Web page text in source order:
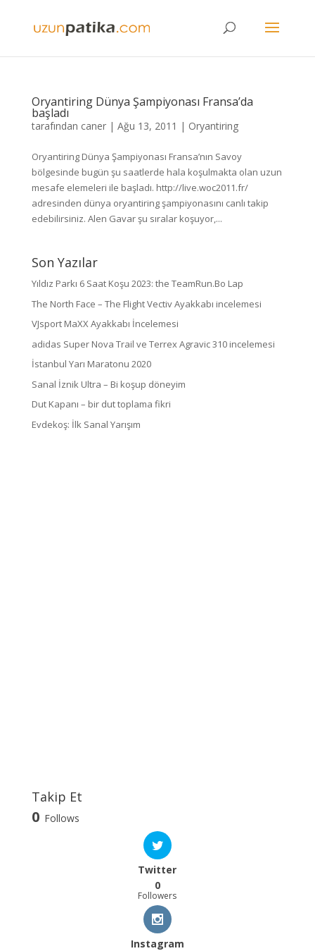
Oryantiring Dünya Şampiyonası Fransa’da
başladı
tarafından caner| Ağu 13, 2011 | Oryantiring
Oryantiring Dünya Şampiyonası Fransa’nın Savoy
bölgesinde bugün şu saatlerde hala koşulmakta olan uzun
mesafe elemeleri ile başladı. http://live.woc2011.fr/
adresinden dünya oryantiring şampiyonasını canlı takip
edebilirsiniz. Alen Gavar şu sıralar koşuyor,...
Son Yazılar
Yıldız Parkı 6 Saat Koşu 2023: the TeamRun.Bo Lap
The North Face – The Flight Vectiv Ayakkabı incelemesi
VJsport MaXX Ayakkabı İncelemesi
adidas Super Nova Trail ve Terrex Agravic 310 incelemesi
İstanbul Yarı Maratonu 2020
Sanal İznik Ultra – Bi koşup döneyim
Dut Kapanı – bir dut toplama fikri
Evdekoş: İlk Sanal Yarışım
Takip Et
0 Follows
Twitter
0
Followers
Instagram